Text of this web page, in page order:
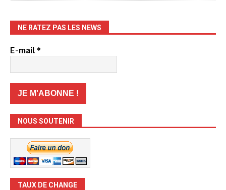
NE RATEZ PAS LES NEWS
E-mail*
NOUS SOUTENIR
TAUX DE CHANGE